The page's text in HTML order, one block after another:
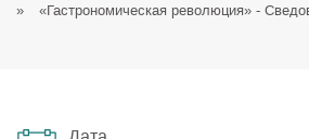
» «Гастрономическая революция» -